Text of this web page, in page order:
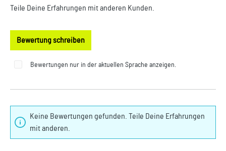
Teile Deine Erfahrungen mit anderen Kunden.
Bewertung schreiben
Bewertungen nur in der aktuellen Sprache anzeigen.
Keine Bewertungen gefunden. Teile Deine Erfahrungen
mit anderen.